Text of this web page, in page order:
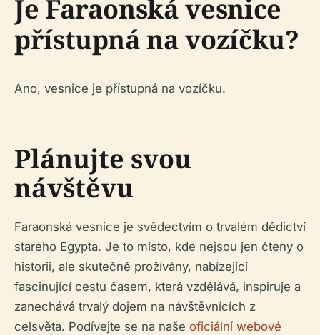
Je Faraonská vesnice
přístupná na vozíčku?
Ano, vesnice je přístupná na vozíčku.
Plánujte svou
návštěvu
Faraonská vesnice je svědectvím o trvalém dědictví
starého Egypta. Je to místo, kde nejsou jen čteny o
historii, ale skutečně prožívány, nabízející
fascinující cestu časem, která vzdělává, inspiruje a
zanechává trvalý dojem na návštěvnících z
celsvěta. Podívejte se na naše oficiální webové